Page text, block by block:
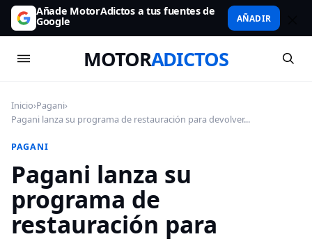
Añade MotorAdictos a tus fuentes de
Google AÑADIR
MOTORADICTOS
Inicio›Pagani›
Pagani lanza su programa de restauración para devolver...
PAGANI
Pagani lanza su
programa de
restauración para